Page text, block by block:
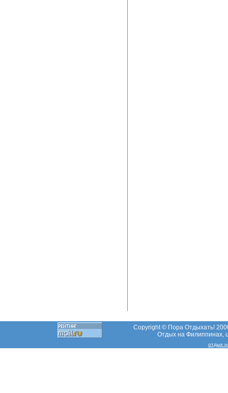
Copyright © Пора Отдыхать!
Отдых на Филиппинах,
отдых